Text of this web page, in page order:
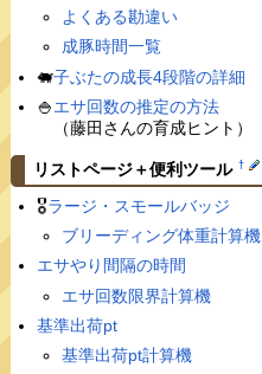
よくある勘違い
成豚時間一覧
🐖子ぶたの成長4段階の詳細
🍚エサ回数の推定の方法
（藤田さんの育成ヒント）
リストページ＋便利ツール †
🎖ラージ・スモールバッジ
ブリーディング体重計算機
エサやり間隔の時間
エサ回数限界計算機
基準出荷pt
基準出荷pt計算機